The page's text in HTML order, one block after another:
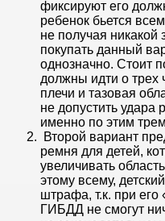
фиксируют его
ребенок бьется
не получая
покупать данный
однозначно. Стоит
должны идти о трех
плечи и тазовая
не допустить удара
именно по этим
Второй вариант
ремня для детей,
увеличивать
этому всему,
штрафа, т.к. при его
ГИБДД не смогут